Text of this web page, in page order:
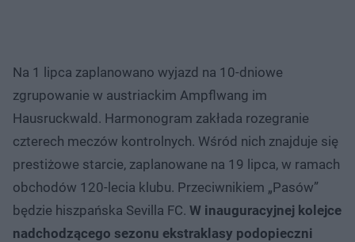
Na 1 lipca zaplanowano wyjazd na 10-dniowe
zgrupowanie w austriackim Ampflwang im
Hausruckwald. Harmonogram zakłada rozegranie
czterech meczów kontrolnych. Wśród nich znajduje się
prestiżowe starcie, zaplanowane na 19 lipca, w ramach
obchodów 120-lecia klubu. Przeciwnikiem „Pasów”
będzie hiszpańska Sevilla FC. W inauguracyjnej kolejce
nadchodzącego sezonu ekstraklasy podopieczni